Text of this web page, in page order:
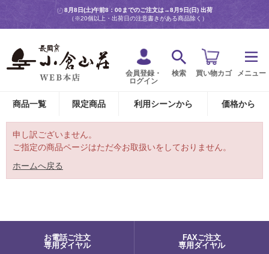
8月8日(土)午前8：00までのご注文は→8月9日(日) 出荷
（※20個以上・出荷日の注意書きがある商品除く）
会員登録・
ログイン
検索 買い物カゴ メニュー
商品一覧 限定商品 利用シーンから 価格から
申し訳ございません。
ご指定の商品ページはただ今お取扱いをしておりません。
ホームへ戻る
お電話ご注文
専用ダイヤル
FAXご注文
専用ダイヤル